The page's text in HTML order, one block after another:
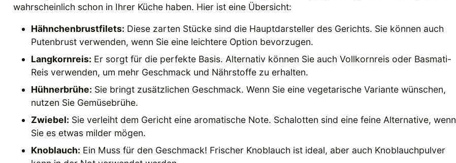
wahrscheinlich schon in Ihrer Küche haben. Hier ist eine Übersicht:
Hähnchenbrustfilets: Diese zarten Stücke sind die Hauptdarsteller des Gerichts. Sie können auch
Putenbrust verwenden, wenn Sie eine leichtere Option bevorzugen.
Langkornreis: Er sorgt für die perfekte Basis. Alternativ können Sie auch Vollkornreis oder Basmati-
Reis verwenden, um mehr Geschmack und Nährstoffe zu erhalten.
Hühnerbrühe: Sie bringt zusätzlichen Geschmack. Wenn Sie eine vegetarische Variante wünschen,
nutzen Sie Gemüsebrühe.
Zwiebel: Sie verleiht dem Gericht eine aromatische Note. Schalotten sind eine feine Alternative, wenn
Sie es etwas milder mögen.
Knoblauch: Ein Muss für den Geschmack! Frischer Knoblauch ist ideal, aber auch Knoblauchpulver